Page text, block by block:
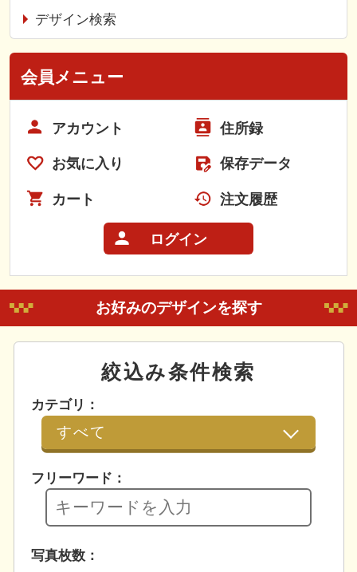
デザイン検索
会員メニュー
アカウント 住所録
お気に入り 保存データ
カート 注文履歴
ログイン
お好みのデザインを探す
絞込み条件検索
カテゴリ：
フリーワード：
写真枚数：